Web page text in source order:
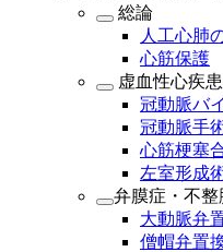
総論
人工心肺
心筋保護
虚血性心疾患
冠動脈バ
冠動脈手
心筋梗塞
左室形成
弁膜症・不整
大動脈弁
僧帽弁置